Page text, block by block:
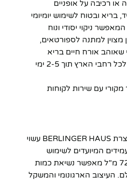
או רכיבה על אופניים
בריא ובטוח לשימוש יומיומי
ניקוי יסודי ונוח
מצוין למתנה לספורטאים,
שאוהב אורח חיים בריא
נשלח לכל רחבי הארץ תוך 2-5 ימי
מקורי עם שירות לקוחות
בקבוק הספורט מתוצרת BERLINGER HAUS עשוי
המיועדים לשימוש
ממושך. הנפח של 720 מ"ל מאפשר נשיאת כמות
העיצוב הארגונומי והמשקל